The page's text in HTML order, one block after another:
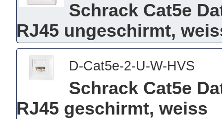
Schrack Cat5e
RJ45 ungeschirmt,
D-Cat5e-2-U-W-HVS
Schrack Cat5e
RJ45 geschirmt, weiss